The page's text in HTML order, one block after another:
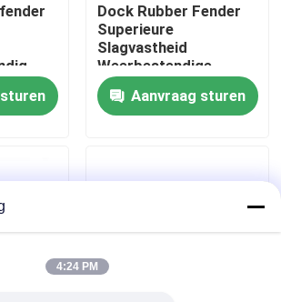
Dock Rubber Fender
Superieure
Slagvastheid
Weerbestendige
Duurzame
Rubberconstructie
Aanvraag sturen
4:24 PM